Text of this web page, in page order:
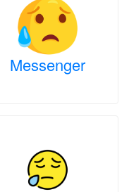
Messenger